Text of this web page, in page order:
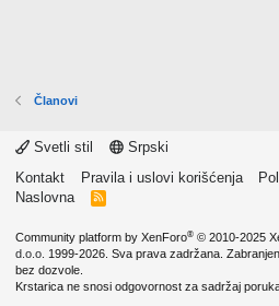
Članovi
Svetli stil
Srpski
Kontakt
Pravila i uslovi korišćenja
Naslovna
R
Community platform by XenForo® © 2010-2025
d.o.o. 1999-2026. Sva prava zadržana.
bez dozvole.
Krstarica ne snosi odgovornost za sadržaj